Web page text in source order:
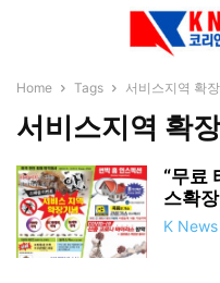
Home Tags 서비스지역 확
서비스지역 확
“무료
스확
K